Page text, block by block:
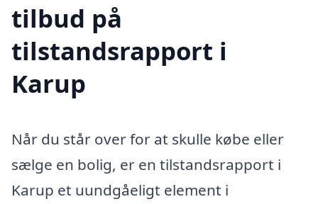
tilbud på
tilstandsrapport i
Karup
Når du står over for at skulle købe eller
sælge en bolig, er en tilstandsrapport i
Karup et uundgåeligt element i